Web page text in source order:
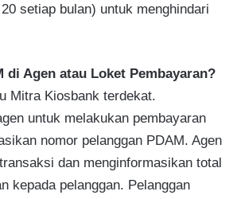
setiap bulan) untuk menghindari
di Agen atau Loket Pembayaran?
Mitra Kiosbank terdekat.
untuk melakukan pembayaran
nomor pelanggan PDAM. Agen
dan menginformasikan total
kepada pelanggan. Pelanggan